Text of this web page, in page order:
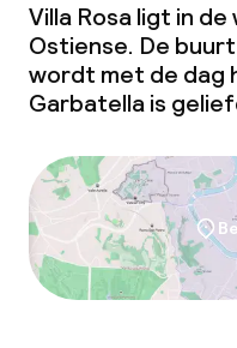
Villa Rosa ligt in
Ostiense. De
wordt met de dag
Garbatella is